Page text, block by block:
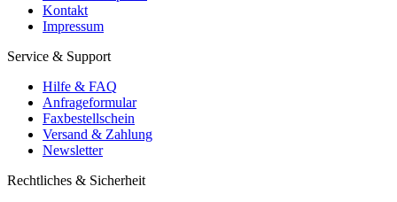
Kontakt
Impressum
Service & Support
Hilfe & FAQ
Anfrageformular
Faxbestellschein
Versand & Zahlung
Newsletter
Rechtliches & Sicherheit